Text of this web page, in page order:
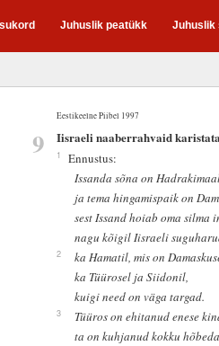
Juhuslik peatükk Juhuslik
Eestikeelne Piibel 1997
9 Iisraeli naaberrahvaid
1
Ennustus:
Issanda sõna on
ja tema hingamispaik on
sest Issand hoiab oma silma
nagu kõigil Iisraeli
2
ka Hamatil, mis on
ka Tüürosel ja Siidonil,
kuigi need on väga targad.
3
Tüüros on ehitanud enese
ta on kuhjanud kokku